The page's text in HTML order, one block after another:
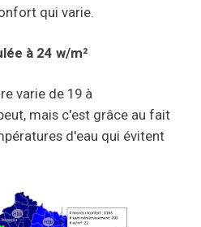
qui varie.
à 24 w/m²
varie de 19 à
mais c'est grâce au fait
d'eau qui évitent